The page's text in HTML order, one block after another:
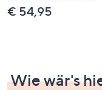
€ 54,95
Wie wär's